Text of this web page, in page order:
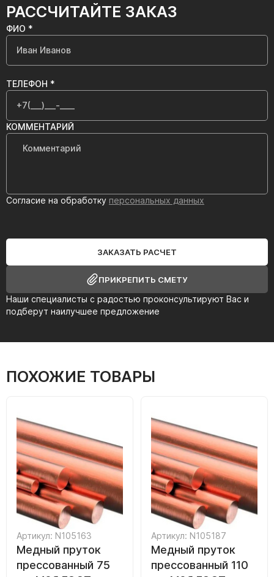
РАССЧИТАЙТЕ ЗАКАЗ
Наши специалисты с радостью проконсультируют Вас и
подберут наилучшее предложение
ФИО *
ТЕЛЕФОН *
КОММЕНТАРИЙ
Согласие на обработку персональных данных
ЗАКАЗАТЬ РАСЧЕТ
ПРИКРЕПИТЬ СМЕТУ
ПОХОЖИЕ ТОВАРЫ
Артикул: N105163
Медный пруток
прессованный 75
Артикул: N105187
Медный пруток
прессованный 110